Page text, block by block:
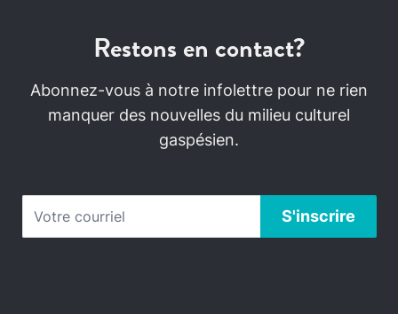
Restons en contact?
Abonnez-vous à notre infolettre pour ne rien
manquer des nouvelles du milieu culturel
gaspésien.